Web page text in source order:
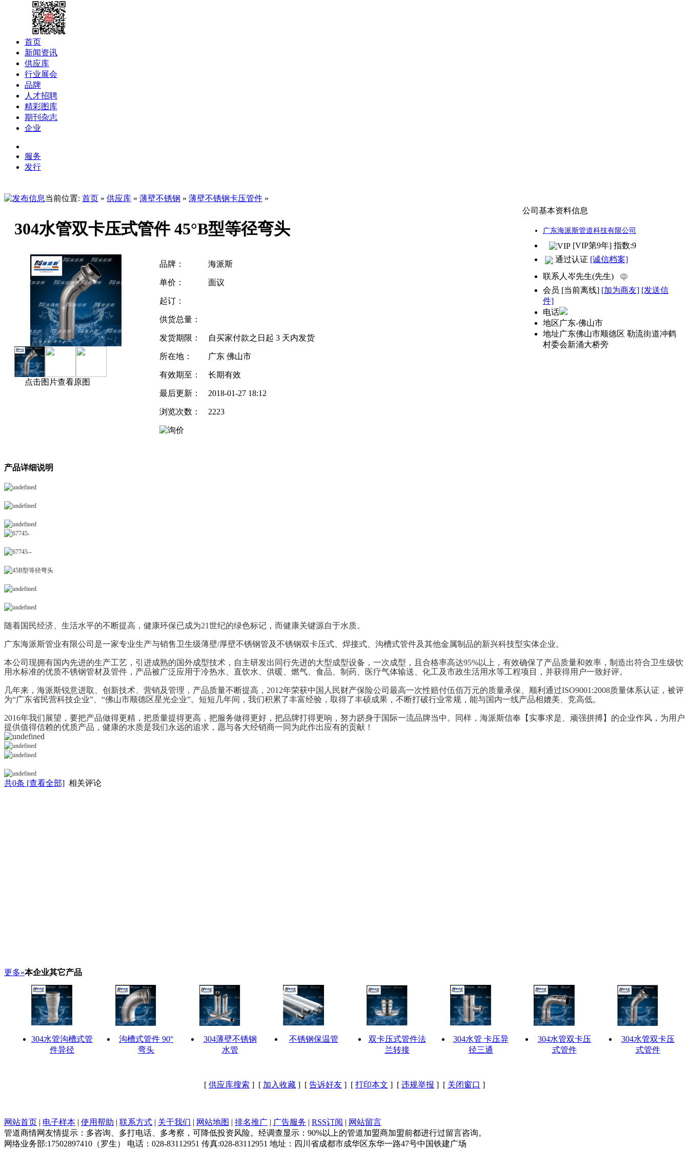
首页
新闻资讯
供应库
行业展会
品牌
人才招聘
精彩图库
期刊杂志
企业
服务
发行
当前位置: 首页 » 供应库 » 薄壁不锈钢 » 薄壁不锈钢卡压管件 »
304水管双卡压式管件 45°B型等径弯头
点击图片查看原图
品牌： 海派斯
单价： 面议
起订：
供货总量：
发货期限： 自买家付款之日起 3 天内发货
所在地： 广东 佛山市
有效期至： 长期有效
最后更新： 2018-01-27 18:12
浏览次数： 2223
公司基本资料信息
广东海派斯管道科技有限公司
[VIP第9年] 指数:9
通过认证 [诚信档案]
联系人 岑先生(先生)
会员 [当前离线] [加为商友] [发送信
件]
电话
地区广东-佛山市
地址广东佛山市顺德区 勒流街道冲鹤
村委会新涌大桥旁
产品详细说明
随着国民经济、生活水平的不断提高，健康环保已成为21世纪的绿色标记，而健康关键源自于水质。
广东海派斯管业有限公司是一家专业生产与销售卫生级薄壁/厚壁不锈钢管及不锈钢双卡压式、焊接式、沟槽式管件及其他金属制品的新兴科技型实体企业。
本公司现拥有国内先进的生产工艺，引进成熟的国外成型技术，自主研发出同行先进的大型成型设备，一次成型，且合格率高达95%以上，有效确保了产品质量和效率，制造出符合卫生级饮
用水标准的优质不锈钢管材及管件，产品被广泛应用于冷热水、直饮水、供暖、燃气、食品、制药、医疗气体输送、化工及市政生活用水等工程项目，并获得用户一致好评。
几年来，海派斯锐意进取、创新技术、营销及管理，产品质量不断提高，2012年荣获中国人民财产保险公司最高一次性赔付伍佰万元的质量承保、顺利通过ISO9001:2008质量体系认证，被评
为“广东省民营科技企业”、“佛山市顺德区星光企业”。短短几年间，我们积累了丰富经验，取得了丰硕成果，不断打破行业常规，能与国内一线产品相媲美、竞高低。
2016年我们展望，要把产品做得更精，把质量提得更高，把服务做得更好，把品牌打得更响，努力跻身于国际一流品牌当中。同样，海派斯信奉【实事求是、顽强拼搏】的企业作风，为用户
提供值得信赖的优质产品，健康的水质是我们永远的追求，愿与各大经销商一同为此作出应有的贡献！
共0条 [查看全部] 相关评论
更多»本企业其它产品
304水管沟槽式管
件异径
沟槽式管件 90°
弯头
304薄壁不锈钢
水管
不锈钢保温管
双卡压式管件法
兰转接
304水管 卡压异
径三通
304水管双卡压
式管件
304水管双卡压
式管件
[ 供应库搜索 ] [ 加入收藏 ] [ 告诉好友 ] [ 打印本文 ] [ 违规举报 ] [ 关闭窗口 ]
网站首页 | 电子样本 | 使用帮助 | 联系方式 | 关于我们 | 网站地图 | 排名推广 | 广告服务 | RSS订阅 | 网站留言
管道商情网友情提示：多咨询、多打电话、多考察，可降低投资风险。经调查显示：90%以上的管道加盟商加盟前都进行过留言咨询。
网络业务部:17502897410（罗生） 电话：028-83112951 传真:028-83112951 地址：四川省成都市成华区东华一路47号中国铁建广场